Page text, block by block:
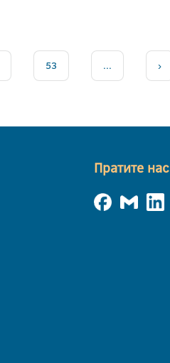
53 ... ›
Пратите нас